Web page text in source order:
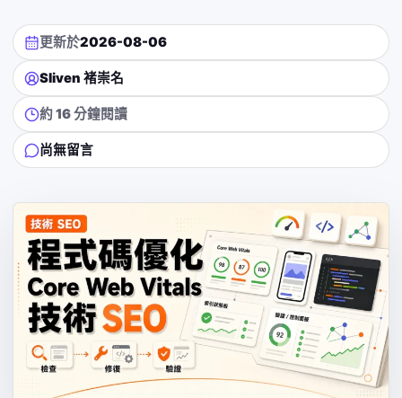
更新於2026-08-06
Sliven 褚崇名
約 16 分鐘閱讀
尚無留言